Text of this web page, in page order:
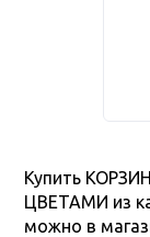
Купить
ЦВЕТАМИ из
можно в